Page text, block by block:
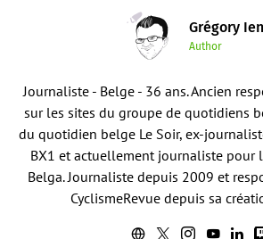
Grégory
Author
Journaliste - Belge - 36 ans. Ancien
sur les sites du groupe de quotidiens
du quotidien belge Le Soir, ex-
BX1 et actuellement journaliste pour
Belga. Journaliste depuis 2009 et
CyclismeRevue depuis sa